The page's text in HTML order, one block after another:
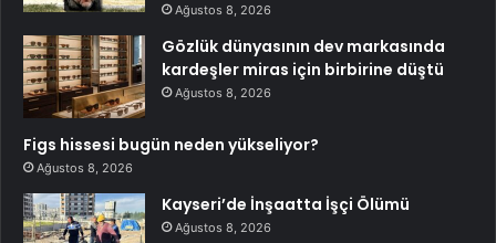
Ağustos 8, 2026
Gözlük dünyasının dev markasında
kardeşler miras için birbirine düştü
Ağustos 8, 2026
Figs hissesi bugün neden yükseliyor?
Ağustos 8, 2026
Kayseri’de İnşaatta İşçi Ölümü
Ağustos 8, 2026